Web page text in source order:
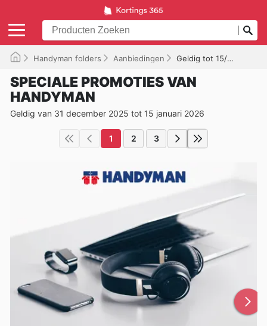
Handyman folders Aanbiedingen Geldig tot 15/01/2026
SPECIALE PROMOTIES VAN
HANDYMAN
Geldig van 31 december 2025 tot 15 januari 2026
1 2 3